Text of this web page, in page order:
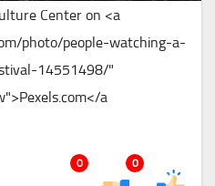
Center on <a
photo/people-watching-a-
14551498/"
a>
0
0